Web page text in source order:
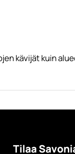
kävijät kuin
Tilaa